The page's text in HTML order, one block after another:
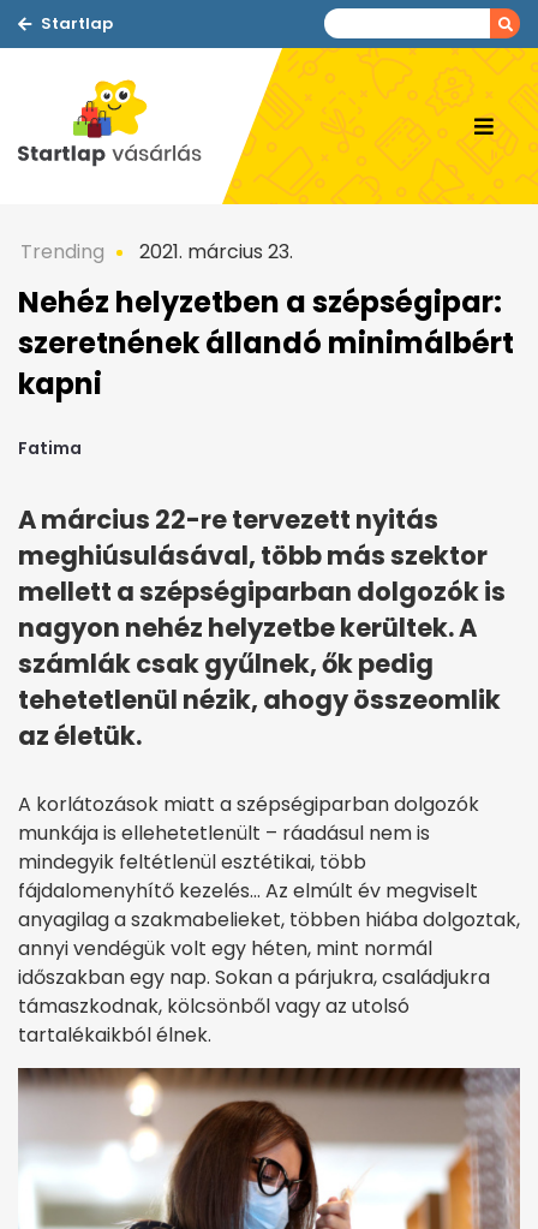
Startlap
Trending 2021. március 23.
Nehéz helyzetben a szépségipar:
szeretnének állandó minimálbért
kapni
Fatima
A március 22-re tervezett nyitás
meghiúsulásával, több más szektor
mellett a szépségiparban dolgozók is
nagyon nehéz helyzetbe kerültek. A
számlák csak gyűlnek, ők pedig
tehetetlenül nézik, ahogy összeomlik
az életük.
A korlátozások miatt a szépségiparban dolgozók
munkája is ellehetetlenült – ráadásul nem is
mindegyik feltétlenül esztétikai, több
fájdalomenyhítő kezelés… Az elmúlt év megviselt
anyagilag a szakmabelieket, többen hiába dolgoztak,
annyi vendégük volt egy héten, mint normál
időszakban egy nap. Sokan a párjukra, családjukra
támaszkodnak, kölcsönből vagy az utolsó
tartalékaikból élnek.